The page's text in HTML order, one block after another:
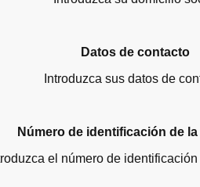
Datos de contacto
Introduzca sus datos de
Número de identificación de
el número de